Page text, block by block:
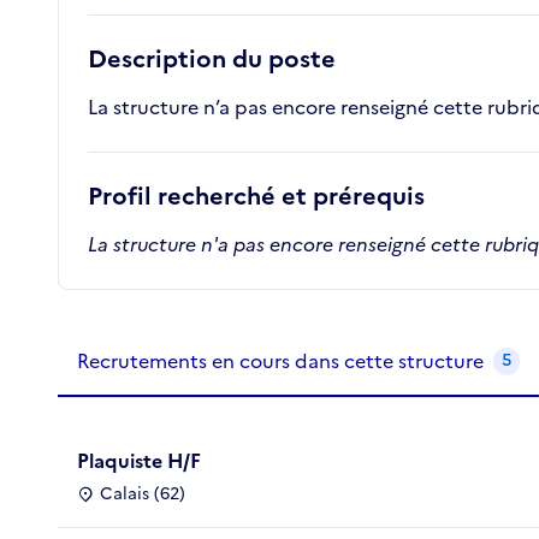
Description du poste
La structure n’a pas encore renseigné cette
Profil recherché et prérequis
La structure n'a pas encore renseigné cette
Recrutements de la structure
Recrutements en cours dans cette structure 5
Plaquiste H/F
Calais (62)